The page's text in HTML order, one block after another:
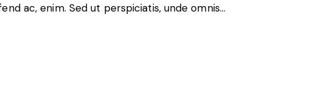
ac, enim. Sed ut perspiciatis, unde omnis…